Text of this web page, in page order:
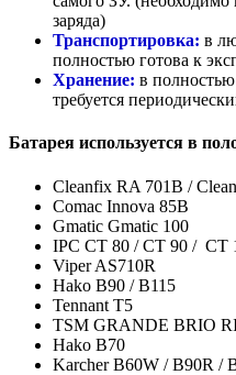
заряда)
Транспортировка: в
полностью готова к
Хранение: в
требуется
Батарея используется в
Cleanfix RA 701B /
Comac Innova 85B
Gmatic Gmatic 100
IPC CT 80 / CT 90 / CT
Viper AS710R
Hako B90 / B115
Tennant T5
TSM GRANDE BRIO
Hako B70
Karcher B60W / B90R /